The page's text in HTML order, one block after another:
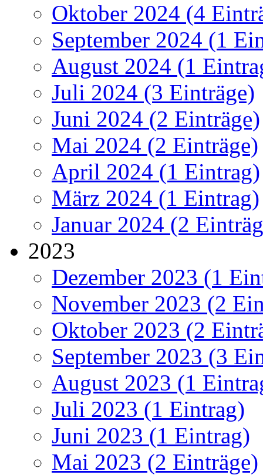
Oktober 2024 (4
September 2024 (1
August 2024 (1
Juli 2024 (3 Einträge)
Juni 2024 (2 Einträge)
Mai 2024 (2 Einträge)
April 2024 (1 Eintrag)
März 2024 (1 Eintrag)
Januar 2024 (2
2023
Dezember 2023 (1
November 2023 (2
Oktober 2023 (2
September 2023 (3
August 2023 (1
Juli 2023 (1 Eintrag)
Juni 2023 (1 Eintrag)
Mai 2023 (2 Einträge)